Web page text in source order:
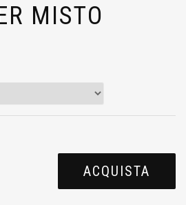
MISTO
ACQUISTA